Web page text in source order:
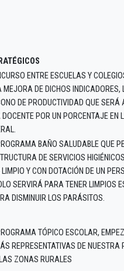
ENTRE ESCUELAS Y
MEJORA DE DICHOS INDICADORES,
DE PRODUCTIVIDAD QUE SERÁ
POR UN PORCENTAJE
BAÑO SALUDABLE QUE
DE SERVICIOS
Y CON DOTACIÓN DE UN
SERVIRÁ PARA TENER LIMPIOS
DISMINUIR LOS PARÁSITOS.
TÓPICO ESCOLAR,
REPRESENTATIVAS DE NUESTRA
ZONAS RURALES